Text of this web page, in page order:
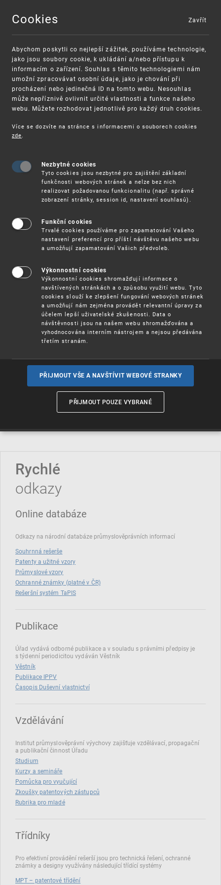
MENU
VAROVÁNÍ
Finanční podpora
Vynálezy / Patenty
Užitnévzory
Ochrannéznámky
Označení původua zeměpisná
Rychlé
odkazy
Online databáze
Odkazy na národní databáze průmyslověprávních informací
Souhrnná rešerše
Patenty a užitné vzory
Průmyslové vzory
Ochranné známky (platné v ČR)
Rešeršní systém TaPIS
Publikace
Úřad vydává odborné publikace a v souladu s právními předpisy je
s týdenní periodicitou vydáván Věstník
Věstník
Publikace IPPV
Časopis Duševní vlastnictví
Vzdělávání
Institut průmyslověprávní výychovy zajišťuje vzdělávací, propagační
a publikační činnost Úřadu
Studium
Kurzy a semináře
Pomůcka pro vyučující
Zkoušky patentových zástupců
Rubrika pro mladé
Třídníky
Pro efektivní provádění rešerší jsou pro technická řešení, ochranné
známky a designy využívány následující třídící systémy
MPT – patentové třídění
Cookies
Abychom poskytli co nejlepší zážitek, používáme technologie,
jako jsou soubory cookie, k ukládání a/nebo přístupu k
informacím o zařízení. Souhlas s těmito technologiemi nám
umožní zpracovávat osobní údaje, jako je chování při
procházení nebo jedinečná ID na tomto webu. Nesouhlas
může nepříznivě ovlivnit určité vlastnosti a funkce našeho
webu. Můžete rozhodovat jednotlivě pro každý druh cookies.
Více se dozvíte na stránce s informacemi o souborech cookies
zde.
Nezbytné cookies
Tyto cookies jsou nezbytné pro zajištění základní
funkčnosti webových stránek a nelze bez nich
realizovat požadovanou funkcionalitu (např. správné
zobrazení stránky, session id, nastavení souhlasů).
Funkční cookies
Trvalé cookies používáme pro zapamatování Vašeho
nastavení preferencí pro příští návštěvu našeho webu
a umožňují zapamatování Vašich předvoleb.
Výkonnostní cookies
Výkonnostní cookies shromažďují informace o
navštívených stránkách a o způsobu využití webu. Tyto
cookies slouží ke zlepšení fungování webových stránek
a umožňují nám zejména provádět relevantní úpravy za
účelem lepší uživatelské zkušenosti. Data o
návštěvnosti jsou na našem webu shromažďována a
vyhodnocována interním nástrojem a nejsou předávána
třetím stranám.
PŘIJMOUT VŠE A NAVŠTÍVIT WEBOVÉ STRANKY
PŘIJMOUT POUZE VYBRANÉ
Zavřít